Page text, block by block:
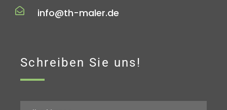
info@th-maler.de
Schreiben Sie uns!